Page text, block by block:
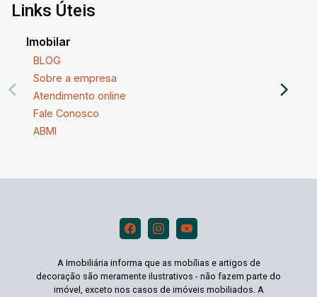
Links Úteis
Imobilar
BLOG
Sobre a empresa
Atendimento online
Fale Conosco
ABMI
A Imobiliária informa que as mobílias e artigos de
decoração são meramente ilustrativos - não fazem parte do
imóvel, exceto nos casos de imóveis mobiliados. A